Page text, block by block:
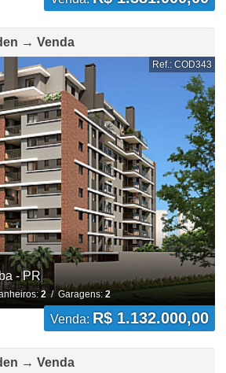
→ Venda
Ref.: COD343
- PR
2/ Garagens:2
Venda: R$ 1.132.000,00
→ Venda